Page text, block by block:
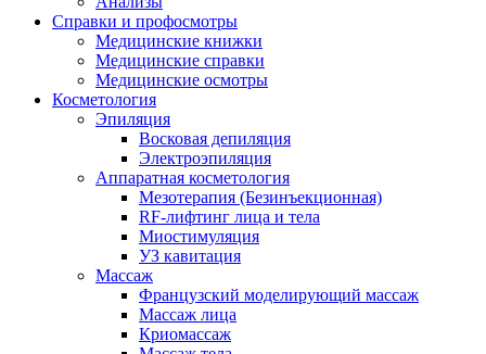
Справки и профосмотры
Медицинские книжки
Медицинские справки
Медицинские осмотры
Косметология
Эпиляция
Восковая депиляция
Электроэпиляция
Аппаратная косметология
Мезотерапия (Безинъекционная)
RF-лифтинг лица и тела
Миостимуляция
УЗ кавитация
Массаж
Французский моделирующий массаж
Массаж лица
Криомассаж